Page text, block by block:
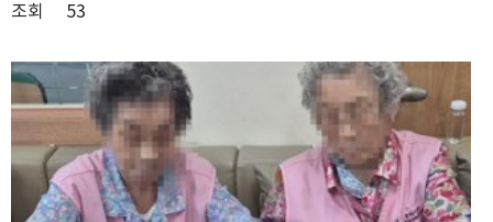
조회
53